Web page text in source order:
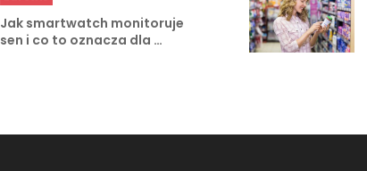
Jak smartwatch monitoruje
sen i co to oznacza dla …